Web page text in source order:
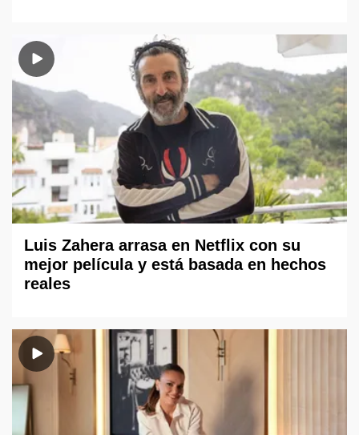
Luis Zahera arrasa en Netflix con su
mejor película y está basada en hechos
reales